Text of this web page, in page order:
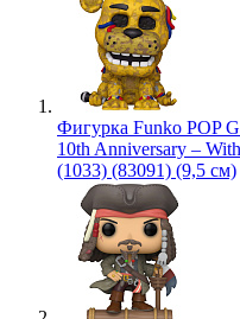
Фигурка Funko POP
10th Anniversary –
(1033) (83091) (9,5 см)